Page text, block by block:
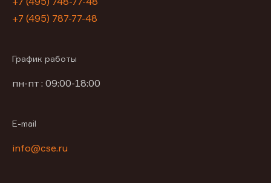
+7 (495) 787-77-48
График работы
пн-пт : 09:00-18:00
E-mail
info@cse.ru